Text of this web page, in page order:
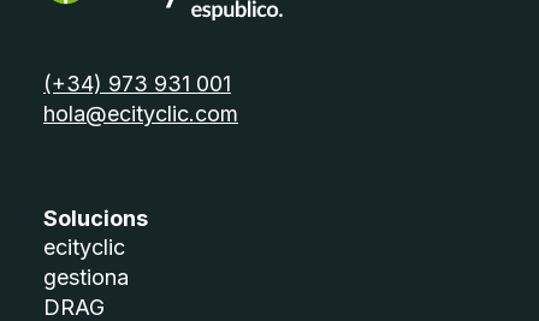
telèfon:
(+34) 973 931 001
email:
hola@ecityclic.com
Solucions
ecityclic
gestiona
DRAG